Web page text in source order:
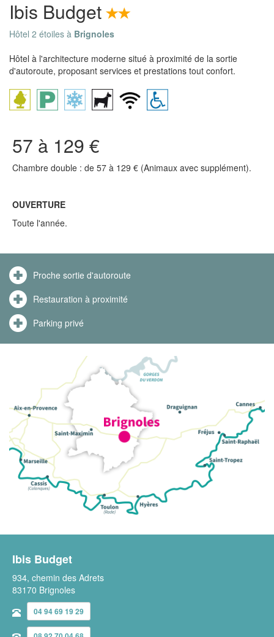
Ibis Budget
Hôtel 2 étoiles à Brignoles
Hôtel à l'architecture moderne situé à proximité de la sortie
d'autoroute, proposant services et prestations tout confort.
57 à 129 €
Chambre double : de 57 à 129 € (Animaux avec supplément).
OUVERTURE
Toute l'année.
Proche sortie d'autoroute
Restauration à proximité
Parking privé
Ibis Budget
934, chemin des Adrets
83170 Brignoles
04 94 69 19 29